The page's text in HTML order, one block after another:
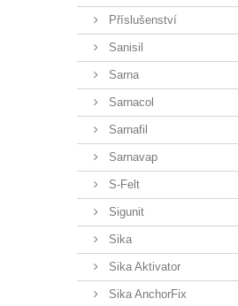
Příslušenství
Sanisil
Sarna
Sarnacol
Sarnafil
Sarnavap
S-Felt
Sigunit
Sika
Sika Aktivator
Sika AnchorFix